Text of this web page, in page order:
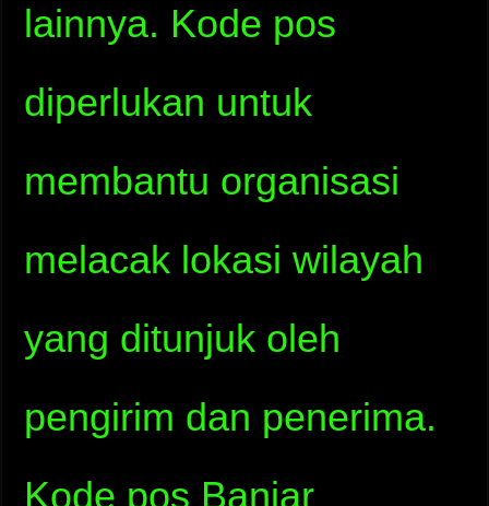
lainnya. Kode pos
diperlukan untuk
membantu organisasi
melacak lokasi wilayah
yang ditunjuk oleh
pengirim dan penerima.
Kode pos Banjar